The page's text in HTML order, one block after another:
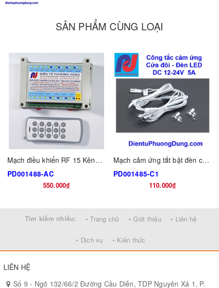
SẢN PHẨM CÙNG LOẠI
Mạch điều khiển RF 15 Kênh Học lệnh, >500m không vật cản
PD001488-AC
550.000₫
Mạch cảm ứng tắt bật đèn cửa thông minh
PD001485-C1
110.000₫
Tìm kiếm nhiều: • Trang chủ • Giới thiệu • Liên hệ
• Dịch vụ • Kiến thức
LIÊN HỆ
Số 9 - Ngõ 132/66/2 Đường Cầu Diễn, TDP Nguyên Xá 1, P.